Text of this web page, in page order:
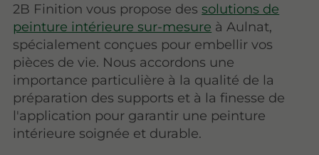
2B Finition vous propose dessolutions de
peinture intérieure sur-mesure à Aulnat,
spécialement conçues pour embellir vos
pièces de vie. Nous accordons une
importance particulière à la qualité de la
préparation des supports et à la finesse de
l'application pour garantir une peinture
intérieure soignée et durable.